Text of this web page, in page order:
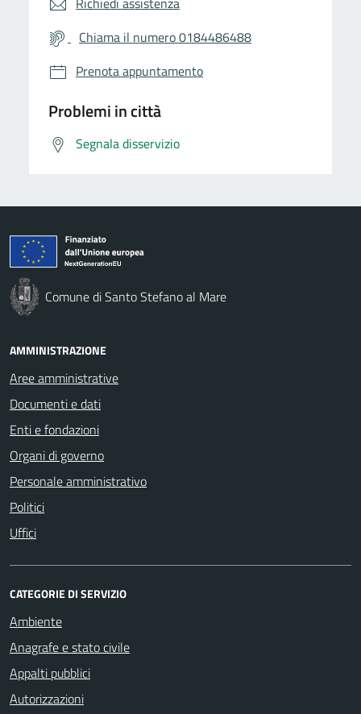
Chiama il numero 0184486488
Prenota appuntamento
Problemi in città
Segnala disservizio
Comune di Santo Stefano al Mare
AMMINISTRAZIONE
Aree amministrative
Documenti e dati
Enti e fondazioni
Organi di governo
Personale amministrativo
Politici
Uffici
CATEGORIE DI SERVIZIO
Ambiente
Anagrafe e stato civile
Appalti pubblici
Autorizzazioni